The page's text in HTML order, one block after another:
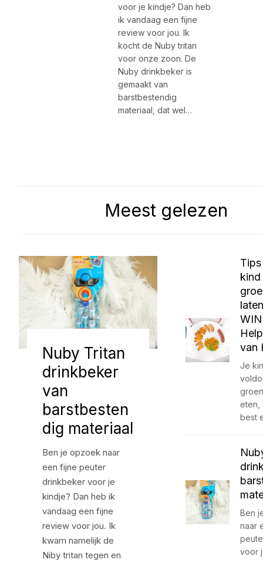
voor je kindje? Dan heb
ik vandaag een fijne
review voor jou. Ik
kocht de Nuby tritan
voor onze zoon. De
Nuby drinkbeker is
gemaakt van
barstbestendig
materiaal, dat wel…
Meest gelezen
Nuby Tritan
drinkbeker
van
barstbesten
dig materiaal
Ben je opzoek naar
een fijne peuter
drinkbeker voor je
kindje? Dan heb ik
vandaag een fijne
review voor jou. Ik
kwam namelijk de
Niby tritan tegen en
kind
van
Je
eten,
best
Ben
naar
voor